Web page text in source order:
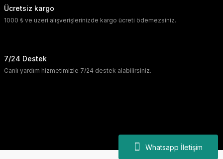
Whatsapp İletişim
Ücretsiz kargo
1000 ₺ ve üzeri alışverişlerinizde kargo ücreti ödemezsiniz.
7/24 Destek
Canlı yardım hizmetimizle 7/24 destek alabilirsiniz.